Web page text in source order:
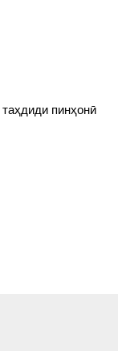
пинҳонӣ